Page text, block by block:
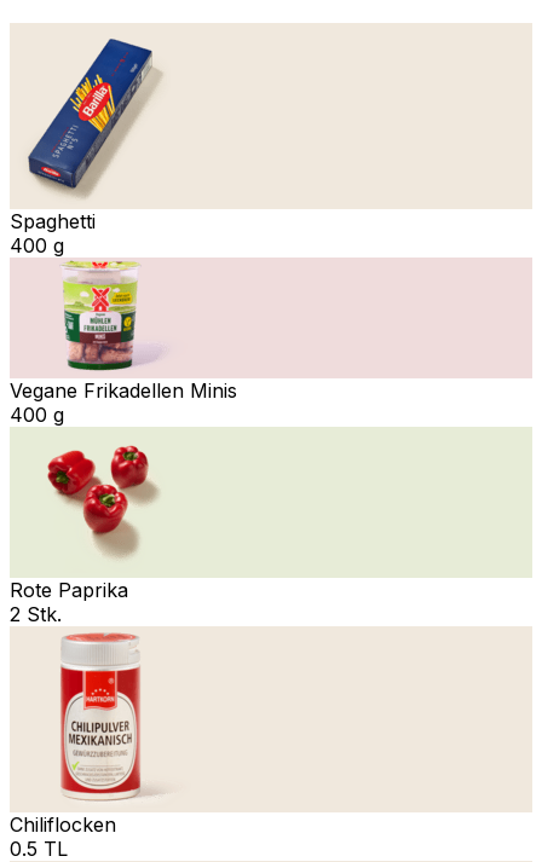
Spaghetti
400 g
Vegane Frikadellen Minis
400 g
Rote Paprika
2 Stk.
Chiliflocken
0.5 TL